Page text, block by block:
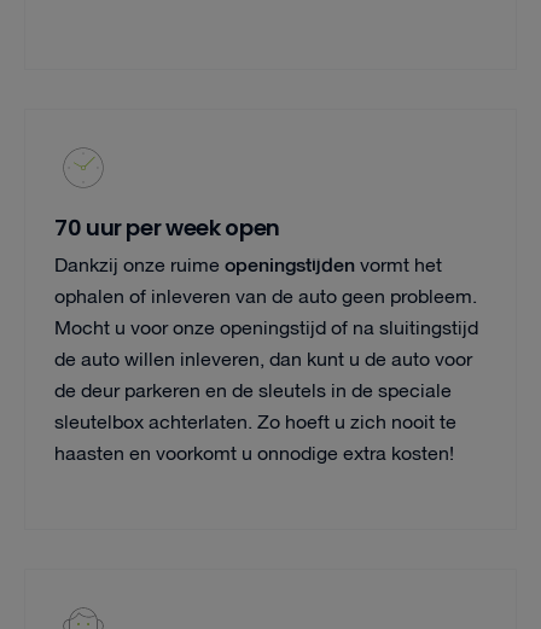
70 uur per week open
Dankzij onze ruime openingstijdenvormt het
ophalen of inleveren van de auto geen probleem.
Mocht u voor onze openingstijd of na sluitingstijd
de auto willen inleveren, dan kunt u de auto voor
de deur parkeren en de sleutels in de speciale
sleutelbox achterlaten. Zo hoeft u zich nooit te
haasten en voorkomt u onnodige extra kosten!